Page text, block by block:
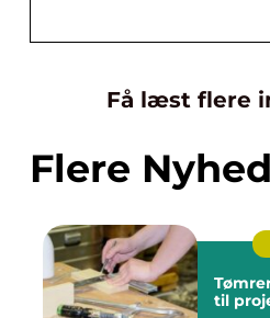
Få læst flere
Flere
til